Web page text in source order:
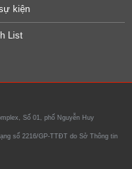
kiện
List
Số 01, phố Nguyễn Huy
số 2216/GP-TTĐT do Sở Thông tin